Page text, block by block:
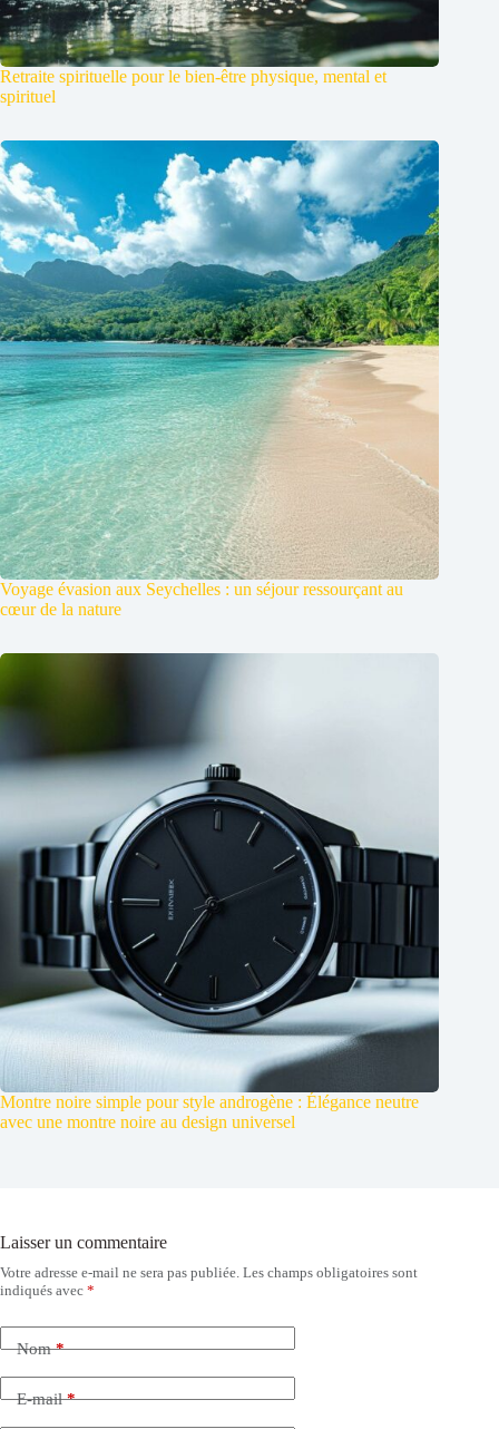
Retraite spirituelle pour le bien-être physique, mental et
spirituel
Voyage évasion aux Seychelles : un séjour ressourçant au
cœur de la nature
Montre noire simple pour style androgène : Élégance neutre
avec une montre noire au design universel
Laisser un commentaire
Votre adresse e-mail ne sera pas publiée. Les champs obligatoires sont
indiqués avec *
Nom*
E-mail*